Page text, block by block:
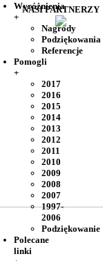
Wyróżnienia
+
Nagrody
Podziękowania
Referencje
Pomogli
+
2017
2016
2015
2014
2013
2012
2011
2010
2009
2008
2007
1997-
2006
Podziękowanie
Polecane
linki
NASI PARTNERZY